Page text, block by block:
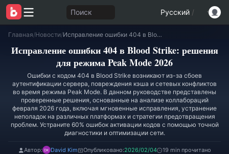
Поиск Русский /
Главная/Новости/ Исправление ошибки 404 в Blood Strike: решения для режима Peak Mode 2026
Исправление ошибки 404 в Blood Strike: решения
для режима Peak Mode 2026
Ошибки с кодом 404 в Blood Strike возникают из-за сбоев
аутентификации сервера, повреждения кэша и сетевых конфликтов
во время режима Peak Mode. В данном руководстве представлены
проверенные решения, основанные на анализе коллабораций
февраля 2026 года, включая мгновенные исправления, устранение
неполадок на различных платформах и стратегии предотвращения
проблем. Устраните 60% ошибок активации кодов с помощью точной
диагностики и оптимизации сети.
Автор: David Kim Опубликовано:2026/02/04 19 min прочитано